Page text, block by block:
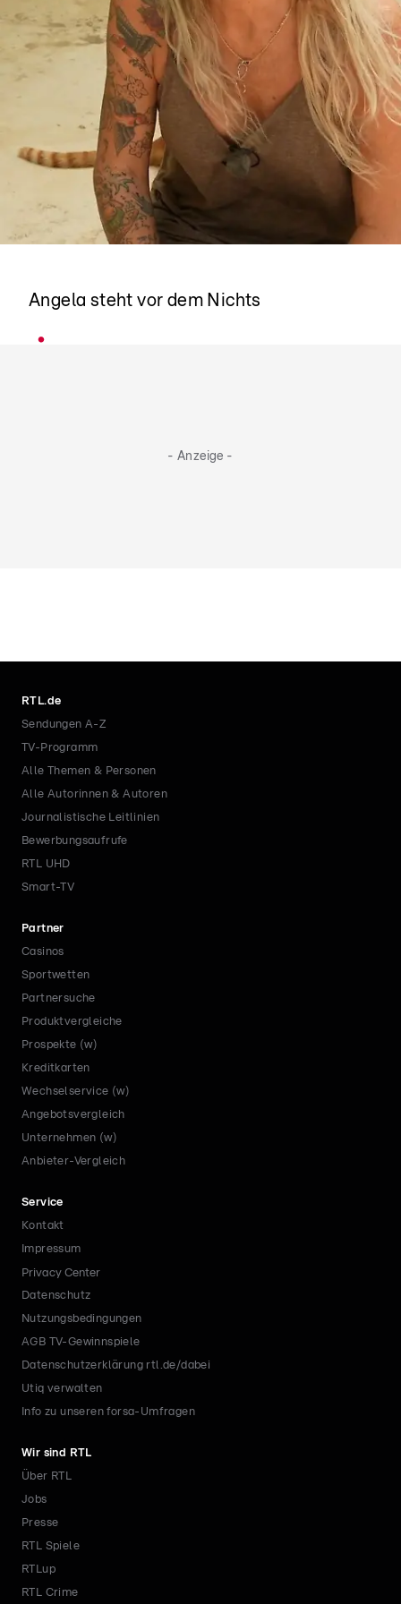
Angela steht vor dem Nichts
- Anzeige -
RTL.de
Sendungen A-Z
TV-Programm
Alle Themen & Personen
Alle Autorinnen & Autoren
Journalistische Leitlinien
Bewerbungsaufrufe
RTL UHD
Smart-TV
Partner
Casinos
Sportwetten
Partnersuche
Produktvergleiche
Prospekte (w)
Kreditkarten
Wechselservice (w)
Angebotsvergleich
Unternehmen (w)
Anbieter-Vergleich
Service
Kontakt
Impressum
Privacy Center
Datenschutz
Nutzungsbedingungen
AGB TV-Gewinnspiele
Datenschutzerklärung rtl.de/dabei
Utiq verwalten
Info zu unseren forsa-Umfragen
Wir sind RTL
Über RTL
Jobs
Presse
RTL Spiele
RTLup
RTL Crime